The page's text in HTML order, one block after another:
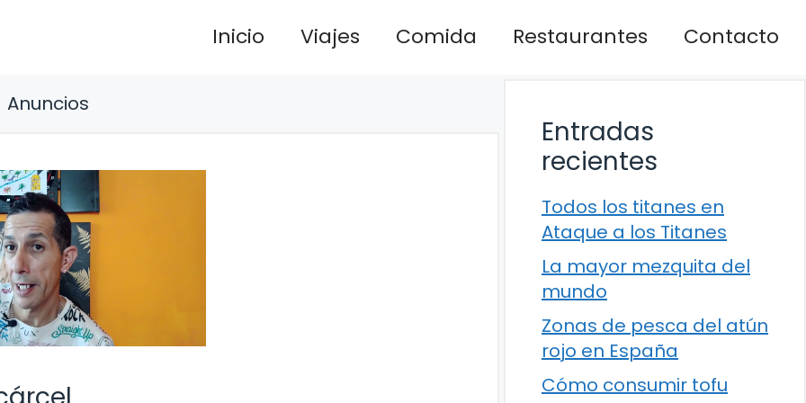
Inicio Viajes Comida Restaurantes Contacto
Anuncios
Entradas
recientes
Todos los titanes en
Ataque a los Titanes
La mayor mezquita del
mundo
Zonas de pesca del atún
rojo en España
Cómo consumir tofu